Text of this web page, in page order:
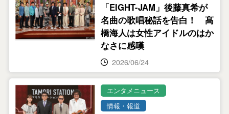
「EIGHT-JAM」後藤真希が
名曲の歌唱秘話を告白！ 髙
橋海人は女性アイドルのはか
なさに感嘆
2026/06/24
エンタメニュース
情報・報道